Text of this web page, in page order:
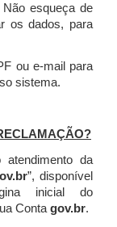
esqueça de
os dados, para
ou e-mail para
sistema.
da
”, disponível
inicial do
Contagov.br.